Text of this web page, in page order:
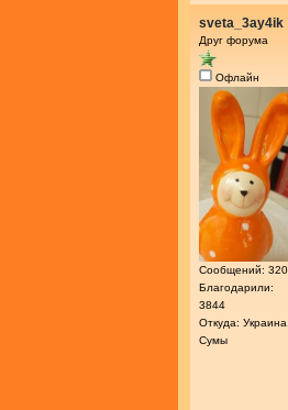
sveta_3ay4ik
Друг форума
Офлайн
Сообщений:
Благодарили:
3844
Откуда: Украина,
Сумы